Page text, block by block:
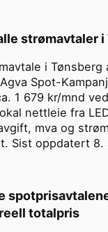
strømavtaler i
i Tønsberg
Spot-
1 679 kr/mnd
nettleie fra
mva og
Sist oppdatert 8.
totalpris